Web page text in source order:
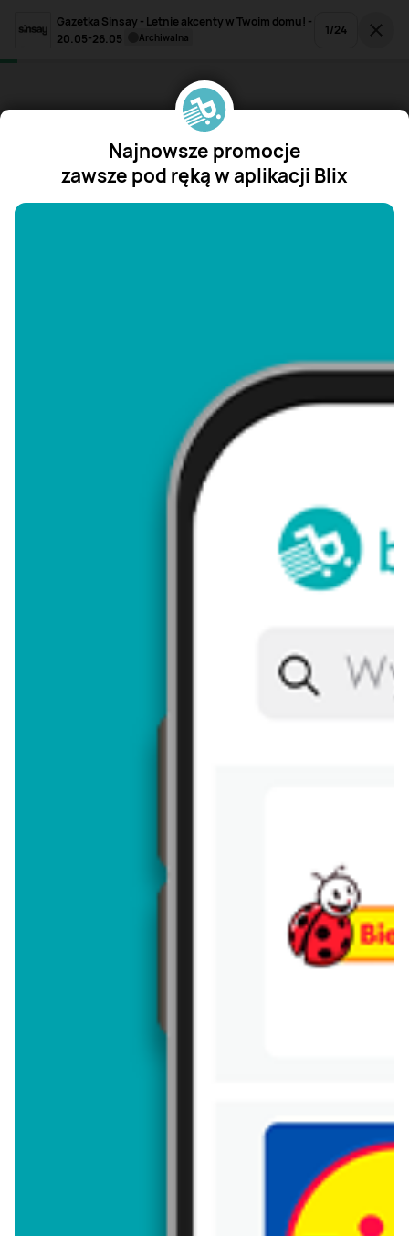
Gazetka Sinsay - Letnie akcenty w Twoim domu! -
20.05-26.05
archiwalna 1/24
Najnowsze promocje
zawsze pod ręką w aplikacji Blix
"/>